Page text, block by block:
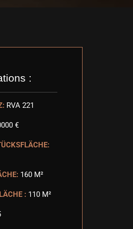
:
RVA 221
€
160 M²
: 110 M²